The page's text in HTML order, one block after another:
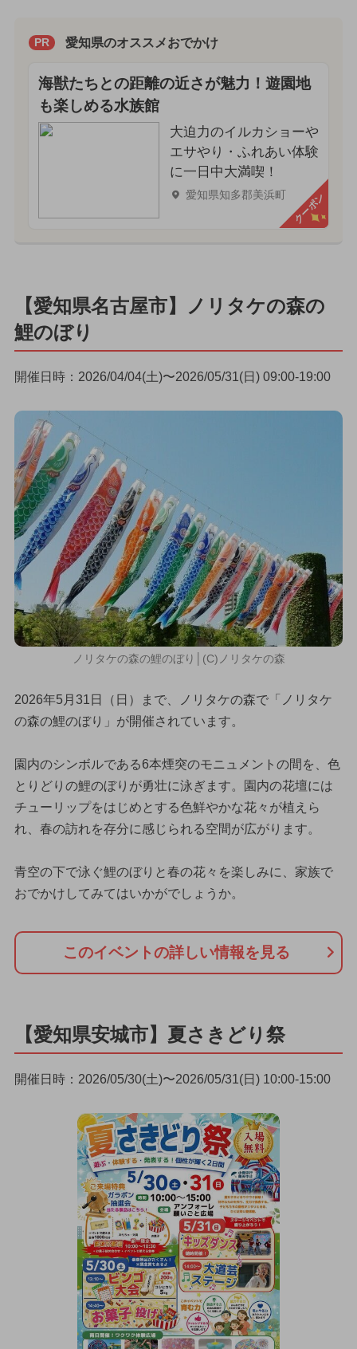
PR 愛知県のオススメおでかけ
海獣たちとの距離の近さが魅力！遊園地
も楽しめる水族館
大迫力のイルカショーや
エサやり・ふれあい体験
に一日中大満喫！
愛知県知多郡美浜町 クーポン
【愛知県名古屋市】ノリタケの森の
鯉のぼり
開催日時：2026/04/04(土)〜2026/05/31(日) 09:00-19:00
ノリタケの森の鯉のぼり│(C)ノリタケの森
2026年5月31日（日）まで、ノリタケの森で「ノリタケ
の森の鯉のぼり」が開催されています。
園内のシンボルである6本煙突のモニュメントの間を、色
とりどりの鯉のぼりが勇壮に泳ぎます。園内の花壇には
チューリップをはじめとする色鮮やかな花々が植えら
れ、春の訪れを存分に感じられる空間が広がります。
青空の下で泳ぐ鯉のぼりと春の花々を楽しみに、家族で
おでかけしてみてはいかがでしょうか。
このイベントの詳しい情報を見る
【愛知県安城市】夏さきどり祭
開催日時：2026/05/30(土)〜2026/05/31(日) 10:00-15:00